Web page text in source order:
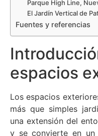
Parque High Line,
El Jardín Vertical de
Fuentes y referencias
espacios
Los espacios
más que simples
una extensión del
y se convierte en un